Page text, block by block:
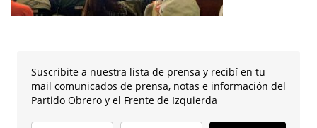
Suscribite a nuestra lista de prensa y recibí en tu
mail comunicados de prensa, notas e información del
Partido Obrero y el Frente de Izquierda